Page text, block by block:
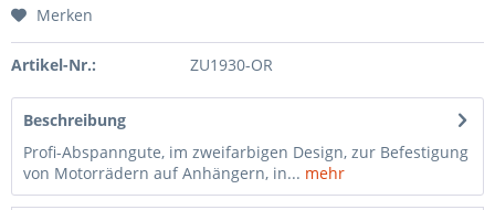
Merken
Artikel-Nr.: ZU1930-OR
Beschreibung
Profi-Abspanngute, im zweifarbigen Design, zur Befestigung
von Motorrädern auf Anhängern, in... mehr